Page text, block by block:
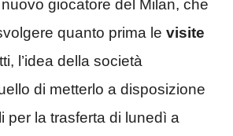
giocatore del Milan, che
quanto prima le visite
l’idea della società
di metterlo a disposizione
per la trasferta di lunedì a